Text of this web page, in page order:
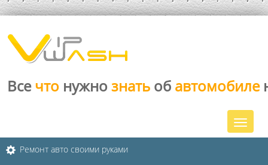
Все что нужно знать об автомобиле
Ремонт авто своими руками